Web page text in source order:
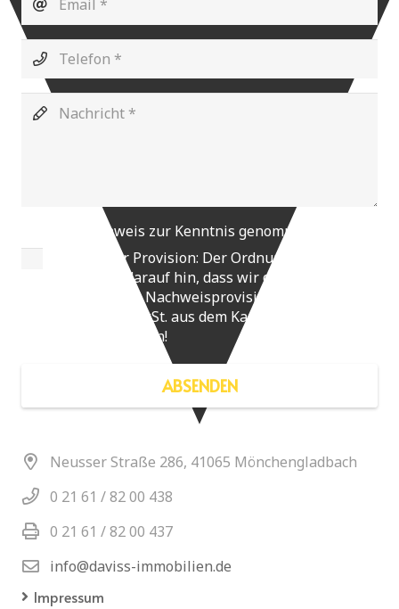
Provisionshinweis zur Kenntnis genommen
Hinweis zur Provision: Der Ordnung halber
weisen wir darauf hin, dass wir dem Käufer des
Objektes eine Nachweisprovision in Höhe von
3,48 % inkl. MwSt. aus dem Kaufpreis in
Rechnung stellen!
ABSENDEN
Neusser Straße 286, 41065 Mönchengladbach
0 21 61 / 82 00 438
0 21 61 / 82 00 437
info@daviss-immobilien.de
Impressum